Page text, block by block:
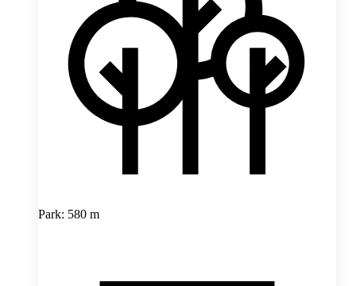
Park: 580 m